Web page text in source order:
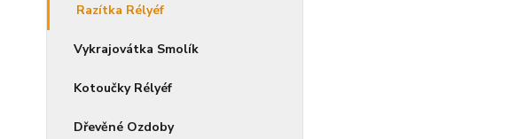
Razítka Rélyéf
Vykrajovátka Smolík
Kotoučky Rélyéf
Dřevěné Ozdoby